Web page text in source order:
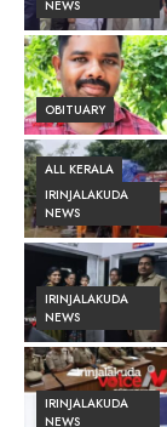
NEWS
OBITUARY
ALL KERALA
IRINJALAKUDA
NEWS
IRINJALAKUDA
NEWS
IRINJALAKUDA
NEWS